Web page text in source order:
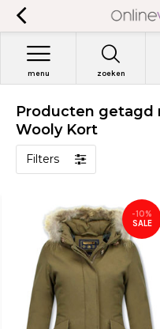
zoeken
menu
Producten getagd
Wooly Kort
Filters
-10%
SALE